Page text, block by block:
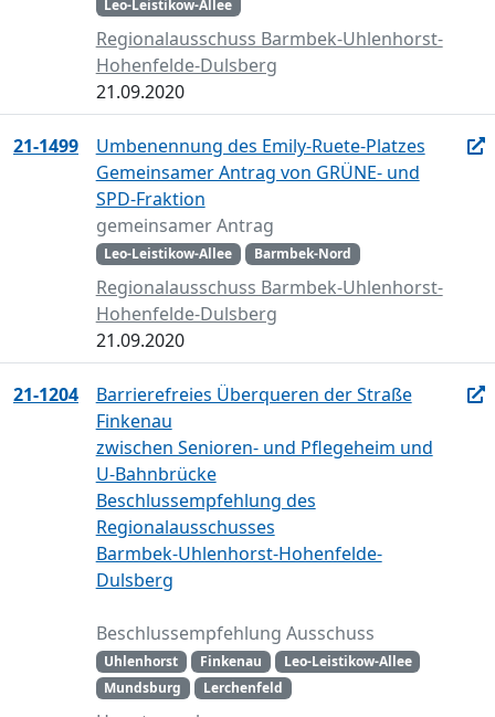
Leo-Leistikow-Allee
Regionalausschuss Barmbek-Uhlenhorst-
Hohenfelde-Dulsberg
21.09.2020
21-1499
Umbenennung des Emily-Ruete-Platzes
Gemeinsamer Antrag von GRÜNE- und
SPD-Fraktion
gemeinsamer Antrag
Leo-Leistikow-Allee Barmbek-Nord
Regionalausschuss Barmbek-Uhlenhorst-
Hohenfelde-Dulsberg
21.09.2020
21-1204
Barrierefreies Überqueren der Straße
Finkenau
zwischen Senioren- und Pflegeheim und
U-Bahnbrücke
Beschlussempfehlung des
Regionalausschusses
Barmbek-Uhlenhorst-Hohenfelde-
Dulsberg
Beschlussempfehlung Ausschuss
Uhlenhorst Finkenau
Leo-Leistikow-Allee
Mundsburg
Lerchenfeld